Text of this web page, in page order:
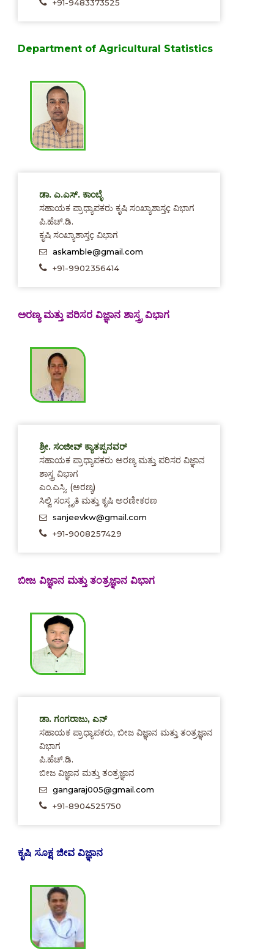
+91-9483373525
Department of Agricultural Statistics
ಡಾ. ಎ.ಎಸ್. ಕಾಂಬ್ಳೆ
ಸಹಾಯಕ ಪ್ರಾಧ್ಯಾಪಕರು ಕೃಷಿ ಸಂಖ್ಯಾಶಾಸ್ತç ವಿಭಾಗ
ಪಿ.ಹೆಚ್.ಡಿ.
ಕೃಷಿ ಸಂಖ್ಯಾಶಾಸ್ತç ವಿಭಾಗ
askamble@gmail.com
+91-9902356414
ಅರಣ್ಯ ಮತ್ತು ಪರಿಸರ ವಿಜ್ಞಾನ ಶಾಸ್ತ್ರ ವಿಭಾಗ
ಶ್ರೀ. ಸಂಜೀವ್ ಕ್ಯಾತಪ್ಪನವರ್
ಸಹಾಯಕ ಪ್ರಾಧ್ಯಾಪಕರು ಅರಣ್ಯ ಮತ್ತು ಪರಿಸರ ವಿಜ್ಞಾನ
ಶಾಸ್ತ್ರ ವಿಭಾಗ
ಎಂ.ಎಸ್ಸಿ. (ಅರಣ್ಯ)
ಸಿಲ್ವಿ ಸಂಸ್ಕೃತಿ ಮತ್ತು ಕೃಷಿ ಅರಣೀಕರಣ
sanjeevkw@gmail.com
+91-9008257429
ಬೀಜ ವಿಜ್ಞಾನ ಮತ್ತು ತಂತ್ರಜ್ಞಾನ ವಿಭಾಗ
ಡಾ. ಗಂಗರಾಜು, ಎನ್
ಸಹಾಯಕ ಪ್ರಾಧ್ಯಾಪಕರು, ಬೀಜ ವಿಜ್ಞಾನ ಮತ್ತು ತಂತ್ರಜ್ಞಾನ
ವಿಭಾಗ
ಪಿ.ಹೆಚ್.ಡಿ.
ಬೀಜ ವಿಜ್ಞಾನ ಮತ್ತು ತಂತ್ರಜ್ಞಾನ
gangaraj005@gmail.com
+91-8904525750
ಕೃಷಿ ಸೂಕ್ಷ ಜೀವ ವಿಜ್ಞಾನ